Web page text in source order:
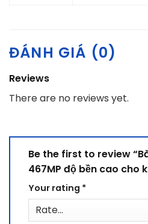
ĐÁNH GIÁ (0)
Reviews
There are no reviews yet.
Be the first to review
467MP độ bền cao cho
Your rating *